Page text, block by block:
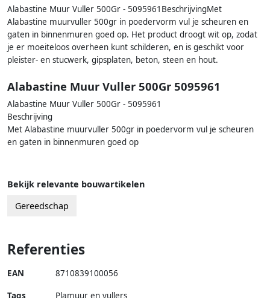
Alabastine Muur Vuller 500Gr - 5095961BeschrijvingMet
Alabastine muurvuller 500gr in poedervorm vul je scheuren en
gaten in binnenmuren goed op. Het product droogt wit op, zodat
je er moeiteloos overheen kunt schilderen, en is geschikt voor
pleister- en stucwerk, gipsplaten, beton, steen en hout.
Alabastine Muur Vuller 500Gr 5095961
Alabastine Muur Vuller 500Gr - 5095961
Beschrijving
Met Alabastine muurvuller 500gr in poedervorm vul je scheuren
en gaten in binnenmuren goed op
Bekijk relevante bouwartikelen
Gereedschap
Referenties
EAN 8710839100056
Tags
Plamuur en vullers